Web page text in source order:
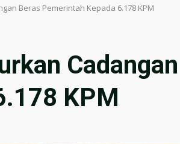
Beras Pemerintah Kepada 6.178 KPM
KPM